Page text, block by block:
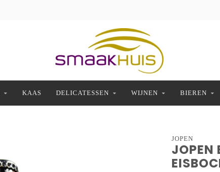
KAAS DELICATESSEN WIJNEN BIEREN
JOPEN
JOPEN